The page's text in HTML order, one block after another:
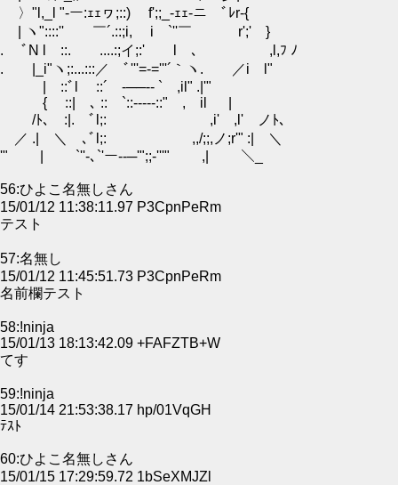
〉"l,_l "-ー:ｪｪヮ;::) f';;_-ｪｪ-ニ ﾞﾚr-{
| ヽ"::::'' ￣´.::;i, i `''￣ r';' }
. ﾞN l ::. ....:;イ;:' l ､ ,l,ﾌ ﾉ
. |_i"ヽ;:...:::／ ﾞ'''=-='''´｀ヽ. ／i l"
| ::ﾞl ::´ -──‐- ` ,il" .|'"
{ ::| ､ :: `::-----::" , il |
/ﾄ､ :|. ﾞl;: ,i' ,l' ノﾄ､
／ .| ＼ゝ､ﾞl;: ,,/;;,ノ;r'" :| ＼
'" | `''-､`'ー--─'";;-'''" ,| ＼_
56:ひよこ名無しさん
15/01/12 11:38:11.97 P3CpnPeRm
テスト
57:名無し
15/01/12 11:45:51.73 P3CpnPeRm
名前欄テスト
58:!ninja
15/01/13 18:13:42.09 +FAFZTB+W
てす
59:!ninja
15/01/14 21:53:38.17 hp/01VqGH
ﾃｽﾄ
60:ひよこ名無しさん
15/01/15 17:29:59.72 1bSeXMJZl